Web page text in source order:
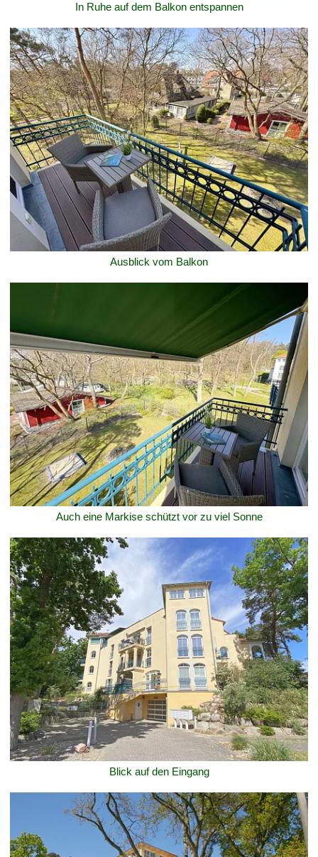
In Ruhe auf dem Balkon entspannen
Ausblick vom Balkon
Auch eine Markise schützt vor zu viel Sonne
Blick auf den Eingang